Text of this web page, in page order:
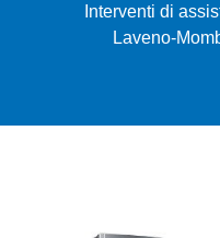
Interventi di
Laveno-